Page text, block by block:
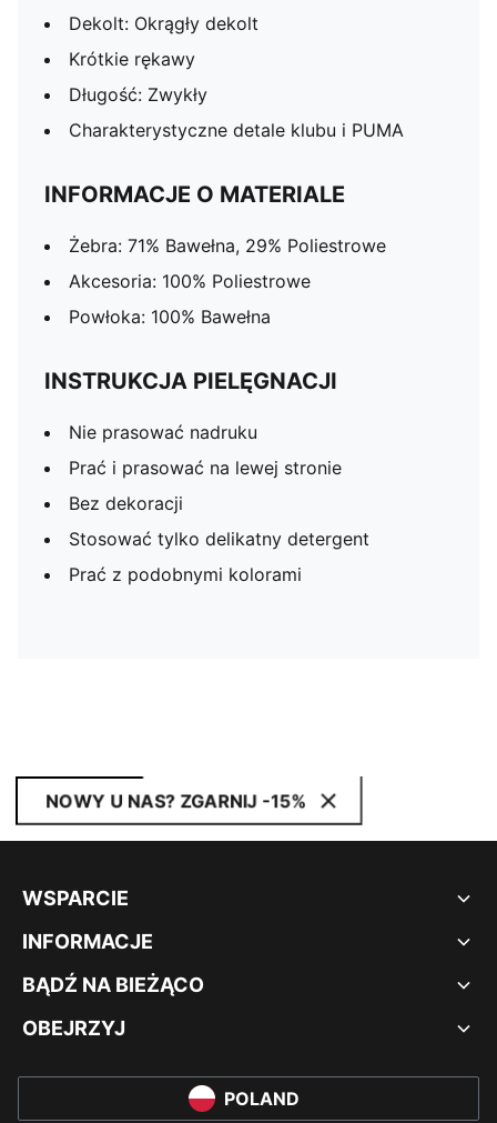
Dekolt: Okrągły dekolt
Krótkie rękawy
Długość: Zwykły
Charakterystyczne detale klubu i PUMA
INFORMACJE O MATERIALE
Żebra: 71% Bawełna, 29% Poliestrowe
Akcesoria: 100% Poliestrowe
Powłoka: 100% Bawełna
INSTRUKCJA PIELĘGNACJI
Nie prasować nadruku
Prać i prasować na lewej stronie
Bez dekoracji
Stosować tylko delikatny detergent
Prać z podobnymi kolorami
NOWY U NAS? ZGARNIJ -15%
WSPARCIE
INFORMACJE
BĄDŹ NA BIEŻĄCO
OBEJRZYJ
POLAND